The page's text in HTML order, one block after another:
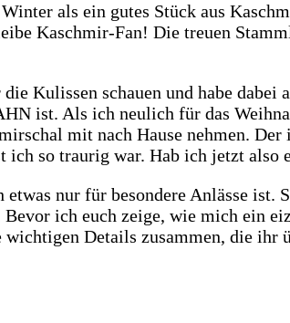
als ein gutes Stück aus
Kaschmir-Fan! Die treuen
Kulissen schauen und habe dabei
ist. Als ich neulich für das
mit nach Hause nehmen. Der
ich so traurig war. Hab ich jetzt also
nur für besondere Anlässe ist.
ich euch zeige, wie mich ein
Details zusammen, die ihr